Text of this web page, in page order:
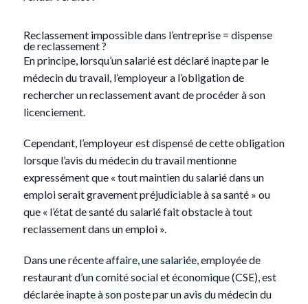
Reclassement impossible dans l’entreprise = dispense
de reclassement ?
En principe, lorsqu’un salarié est déclaré inapte par le
médecin du travail, l’employeur a l’obligation de
rechercher un reclassement avant de procéder à son
licenciement.
Cependant, l’employeur est dispensé de cette obligation
lorsque l’avis du médecin du travail mentionne
expressément que « tout maintien du salarié dans un
emploi serait gravement préjudiciable à sa santé » ou
que « l’état de santé du salarié fait obstacle à tout
reclassement dans un emploi ».
Dans une récente affaire, une salariée, employée de
restaurant d’un comité social et économique (CSE), est
déclarée inapte à son poste par un avis du médecin du